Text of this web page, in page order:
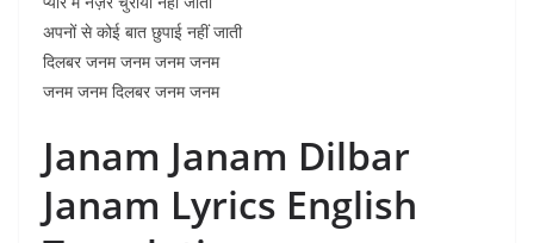
अपनों से कोई बात छुपाई नहीं जाती
दिलबर जनम जनम जनम जनम
जनम जनम दिलबर जनम जनम
Janam Janam Dilbar
Janam Lyrics English